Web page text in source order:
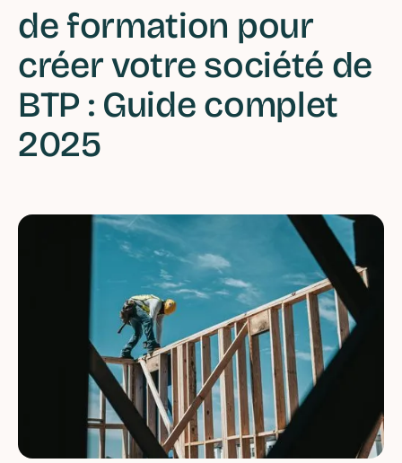
de formation pour
créer votre société de
BTP : Guide complet
2025